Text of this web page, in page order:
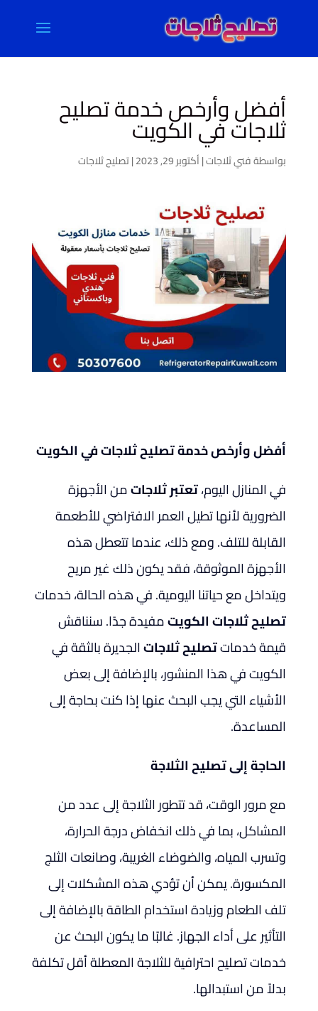
أفضل وأرخص خدمة تصليح
ثلاجات في الكويت
بواسطةفني ثلاجات|أكتوبر 29, 2023 |تصليح ثلاجات
أفضل وأرخص خدمة تصليح ثلاجات في الكويت
في المنازل اليوم،تعتبر ثلاجاتمن الأجهزة
الضرورية لأنها تطيل العمر الافتراضي للأطعمة
القابلة للتلف. ومع ذلك، عندما تتعطل هذه
الأجهزة الموثوقة، فقد يكون ذلك غير مريح
ويتداخل مع حياتنا اليومية. في هذه الحالة، خدمات
تصليح ثلاجاتالكويتمفيدة جدًا. سنناقش
قيمة خدماتتصليحثلاجاتالجديرة بالثقة في
الكويت في هذا المنشور، بالإضافة إلى بعض
الأشياء التي يجب البحث عنها إذا كنت بحاجة إلى
المساعدة.
الحاجة إلى تصليح الثلاجة
مع مرور الوقت، قد تتطور الثلاجة إلى عدد من
المشاكل، بما في ذلك انخفاض درجة الحرارة،
وتسرب المياه، والضوضاء الغريبة، وصانعات الثلج
المكسورة. يمكن أن تؤدي هذه المشكلات إلى
تلف الطعام وزيادة استخدام الطاقة بالإضافة إلى
التأثير على أداء الجهاز. غالبًا ما يكون البحث عن
خدمات تصليح احترافية للثلاجة المعطلة أقل تكلفة
بدلاً من استبدالها.